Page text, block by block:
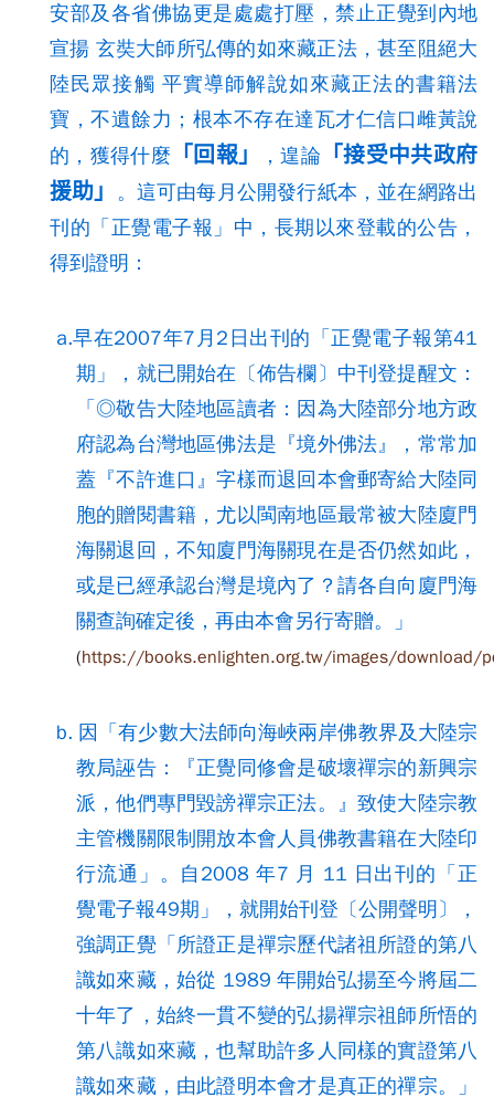
安部及各省佛協更是處處打壓，禁止正覺到內地
宣揚 玄奘大師所弘傳的如來藏正法，甚至阻絕大
陸民眾接觸 平實導師解說如來藏正法的書籍法
寶，不遺餘力；根本不存在達瓦才仁信口雌黃說
的，獲得什麼 「回報」 ，遑論 「接受中共政府
援助」 。這可由每月公開發行紙本，並在網路出
刊的「正覺電子報」中，長期以來登載的公告，
得到證明：
a.早在2007年7月2日出刊的「正覺電子報第41
期」，就已開始在〔佈告欄〕中刊登提醒文：
「◎敬告大陸地區讀者：因為大陸部分地方政
府認為台灣地區佛法是『境外佛法』，常常加
蓋『不許進口』字樣而退回本會郵寄給大陸同
胞的贈閱書籍，尤以閩南地區最常被大陸廈門
海關退回，不知廈門海關現在是否仍然如此，
或是已經承認台灣是境內了？請各自向廈門海
關查詢確定後，再由本會另行寄贈。」
(https://books.enlighten.org.tw/images/download/
b. 因「有少數大法師向海峽兩岸佛教界及大陸宗
教局誣告：『正覺同修會是破壞禪宗的新興宗
派，他們專門毀謗禪宗正法。』致使大陸宗教
主管機關限制開放本會人員佛教書籍在大陸印
行流通」。自2008 年7 月 11 日出刊的「正
覺電子報49期」，就開始刊登〔公開聲明〕，
強調正覺「所證正是禪宗歷代諸祖所證的第八
識如來藏，始從 1989 年開始弘揚至今將屆二
十年了，始終一貫不變的弘揚禪宗祖師所悟的
第八識如來藏，也幫助許多人同樣的實證第八
識如來藏，由此證明本會才是真正的禪宗。」